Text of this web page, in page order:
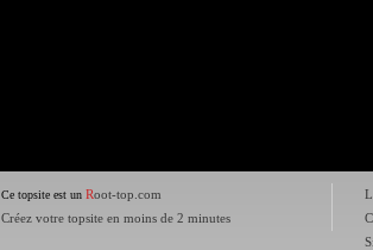
Ce topsite est un Root-top.com
Créez votre topsite en moins de 2 minutes